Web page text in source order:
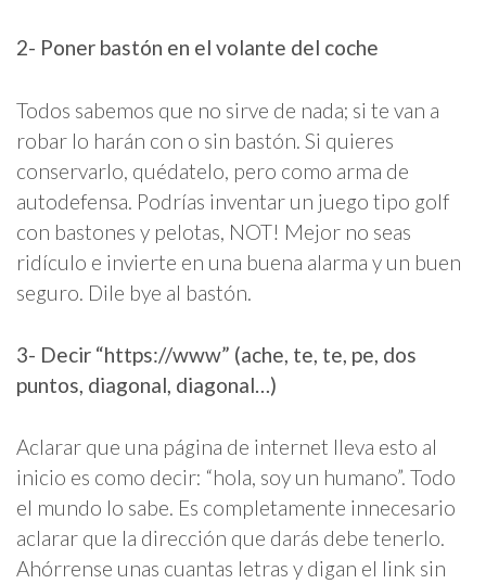
2- Poner bastón en el volante del coche
Todos sabemos que no sirve de nada; si te van a
robar lo harán con o sin bastón. Si quieres
conservarlo, quédatelo, pero como arma de
autodefensa. Podrías inventar un juego tipo golf
con bastones y pelotas, NOT! Mejor no seas
ridículo e invierte en una buena alarma y un buen
seguro. Dile bye al bastón.
3- Decir “https://www” (ache, te, te, pe, dos
puntos, diagonal, diagonal…)
Aclarar que una página de internet lleva esto al
inicio es como decir: “hola, soy un humano”. Todo
el mundo lo sabe. Es completamente innecesario
aclarar que la dirección que darás debe tenerlo.
Ahórrense unas cuantas letras y digan el link sin